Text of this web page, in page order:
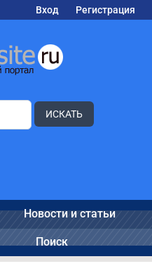
Вход Регистрация
ИСКАТЬ
Новости и статьи
Поиск